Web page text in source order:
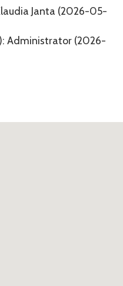
Janta (2026-05-
Administrator (2026-